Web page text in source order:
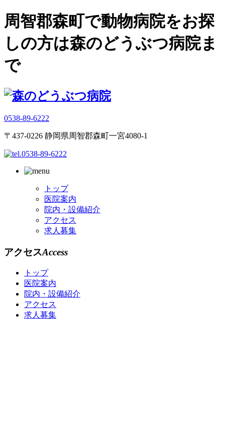
周智郡森町で動物病院をお探
しの方は森のどうぶつ病院ま
で
0538-89-6222
〒437-0226 静岡県周智郡森町一宮4080-1
トップ
医院案内
院内・設備紹介
アクセス
求人募集
アクセスAccess
トップ
医院案内
院内・設備紹介
アクセス
求人募集